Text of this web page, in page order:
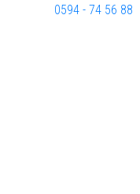
0594 - 74 56 88